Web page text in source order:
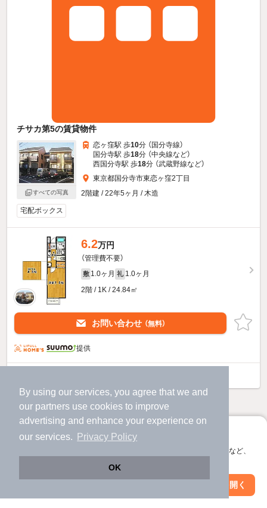
By using our services, you agree that we and
our partners use cookies to improve
advertising and enhance your experience on
our services.
Privacy Policy
OK
アプリに切り替えて、サクサクお部屋探し
会員登録なしですぐ使える。マップ検索やお気に入り保存など、
アプリを開く
チサカ第5の賃貸物件
すべての写真
恋ヶ窪駅 歩10分 （国分寺線）
国分寺駅 歩18分 （中央線など）
西国分寺駅 歩18分 （武蔵野線など）
東京都国分寺市東恋ヶ窪2丁目
2階建 / 22年5ヶ月 / 木造
宅配ボックス
6.2万円
（管理費不要）
敷 1.0ヶ月 礼 1.0ヶ月
2階 / 1K / 24.84㎡
お問い合わせ （無料）
提供
他の人はこんな条件で絞り込んでいます！
人気のこだわり条件
駐車場あり ペット相談
絞り込み条件を変更